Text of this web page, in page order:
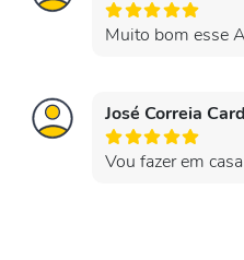
Muito bom esse
José Correia
Vou fazer em casa